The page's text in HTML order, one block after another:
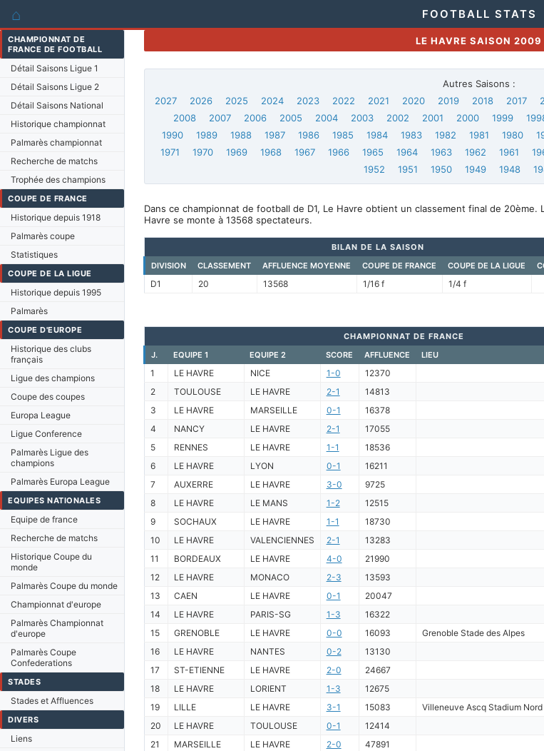
⌂ FOOTBALL STATS
CHAMPIONNAT DE
FRANCE DE FOOTBALL
Détail Saisons Ligue 1
Détail Saisons Ligue 2
Détail Saisons National
Historique championnat
Palmarès championnat
Recherche de matchs
Trophée des champions
COUPE DE FRANCE
Historique depuis 1918
Palmarès coupe
Statistiques
COUPE DE LA LIGUE
Historique depuis 1995
Palmarès
COUPE D'EUROPE
Historique des clubs
français
Ligue des champions
Coupe des coupes
Europa League
Ligue Conference
Palmarès Ligue des
champions
Palmarès Europa League
EQUIPES NATIONALES
Equipe de france
Recherche de matchs
Historique Coupe du
monde
Palmarès Coupe du monde
Championnat d'europe
Palmarès Championnat
d'europe
Palmarès Coupe
Confederations
STADES
Stades et Affluences
DIVERS
Liens
LE HAVRE SAISON 2009
Autres Saisons :
2027
2026 2025 2024 2023 2022 2021 2020 2019 2018 2017
2008
2007 2006 2005 2004 2003 2002 2001 2000 1999
1990
1989 1988 1987 1986 1985 1984 1983 1982 1981 1980
1971
1970 1969 1968 1967 1966 1965 1964 1963 1962 1961
1952
1951 1950 1949 1948
Dans ce championnat de football de D1, Le Havre obtient un classement final de
Havre se monte à 13568 spectateurs.
BILAN DE LA SAISON
DIVISION
CLASSEMENT AFFLUENCE MOYENNE COUPE DE FRANCE COUPE DE LA LIGUE
D1 20 13568 1/16 f 1/4 f
CHAMPIONNAT DE FRANCE
J.
EQUIPE 1 EQUIPE 2 SCORE AFFLUENCE LIEU
1 LE HAVRE NICE 1-0
12370
2
TOULOUSE LE HAVRE 2-1
14813
3
LE HAVRE MARSEILLE 0-1
16378
4
NANCY LE HAVRE 2-1
17055
5
RENNES LE HAVRE 1-1
18536
6
LE HAVRE LYON 0-1
16211
7
AUXERRE LE HAVRE 3-0
9725
8
LE HAVRE LE MANS 1-2
12515
9
SOCHAUX LE HAVRE 1-1
18730
10
LE HAVRE VALENCIENNES 2-1
13283
11
BORDEAUX LE HAVRE 4-0
21990
12
LE HAVRE MONACO 2-3
13593
13
CAEN LE HAVRE 0-1
20047
14
LE HAVRE PARIS-SG 1-3
16322
15
GRENOBLE LE HAVRE 0-0 16093
Grenoble Stade des Alpes
16
LE HAVRE NANTES 0-2
13130
17
ST-ETIENNE LE HAVRE 2-0
24667
18
LE HAVRE LORIENT 1-3
12675
19
LILLE LE HAVRE 3-1 15083
Villeneuve Ascq Stadium Nord
20
LE HAVRE TOULOUSE 0-1
12414
21
MARSEILLE LE HAVRE 2-0
47891